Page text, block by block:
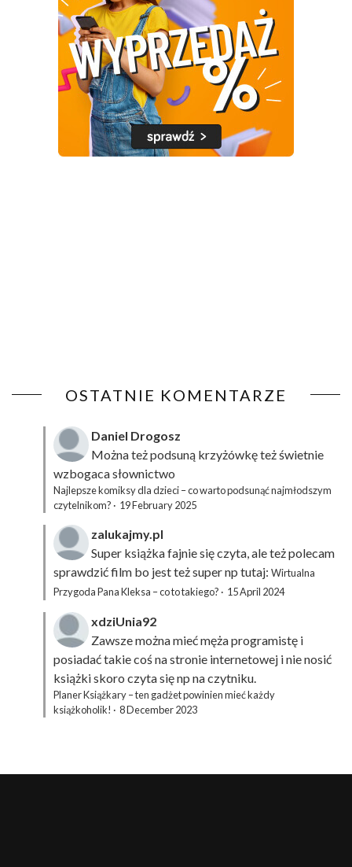
OSTATNIE KOMENTARZE
Daniel Drogosz
Można też podsuną krzyżówkęteż świetnie
wzbogaca słownictwo
Najlepsze komiksy dla dzieci – co warto podsunąć najmłodszym
czytelnikom? · 19 February 2025
zalukajmy.pl
Super książka fajnie się czyta, ale też polecam
sprawdzić film bo jest też super np tutaj: Wirtualna
Przygoda Pana Kleksa – co to takiego? · 15 April 2024
xdziUnia92
Zawsze można mieć męża programistę i
posiadać takie coś na stronie internetowej i nie nosić
książki skoro czyta się np na czytniku.
Planer Książkary – ten gadżet powinien mieć każdy
książkoholik! · 8 December 2023